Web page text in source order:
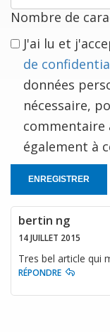
Nombre de
J'ai lu et
de
données
nécessaire,
commentaire
également à
ENREGISTRER
bertin ng
14 JUILLET 2015
Tres bel article qui
RÉPONDRE